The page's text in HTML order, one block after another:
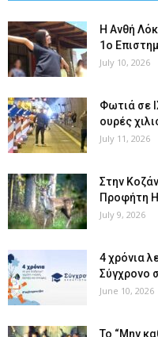
Η Ανθή
1ο
July 10, 2026
Φωτιά σε
ουρές
July 11, 2026
Στην
Προφήτη
July 9, 2026
4 χρόνια
Σύγχρονο
June 10, 2026
Το “Μην